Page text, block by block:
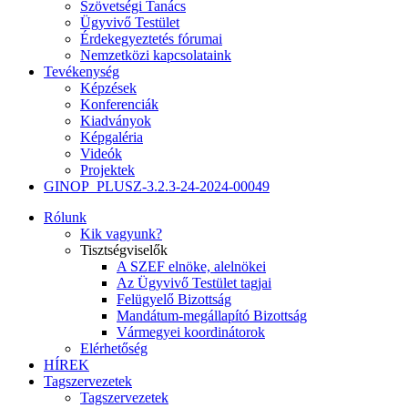
Szövetségi Tanács
Ügyvivő Testület
Érdekegyeztetés fórumai
Nemzetközi kapcsolataink
Tevékenység
Képzések
Konferenciák
Kiadványok
Képgaléria
Videók
Projektek
GINOP_PLUSZ-3.2.3-24-2024-00049
Rólunk
Kik vagyunk?
Tisztségviselők
A SZEF elnöke, alelnökei
Az Ügyvivő Testület tagjai
Felügyelő Bizottság
Mandátum-megállapító Bizottság
Vármegyei koordinátorok
Elérhetőség
HÍREK
Tagszervezetek
Tagszervezetek